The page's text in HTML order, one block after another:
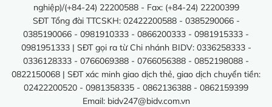
nghiệp)/(+84-24) 22200588 - Fax: (+84-24) 22200399
SĐT Tổng đài TTCSKH: 02422200588 - 0385290066 -
0385190066 - 0981910333 - 0866200333 - 0981915333 -
0981951333 | SĐT gọi ra từ Chi nhánh BIDV: 0336258333 -
0336128333 - 0766069388 - 0766056388 - 0852198088 -
0822150068 | SĐT xác minh giao dịch thẻ, giao dịch chuyển tiền:
02422200520 - 0981358335 - 0862136388 - 0862159399
Email: bidv247@bidv.com.vn